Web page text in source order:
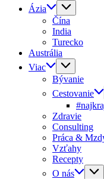
Ázia
Čína
India
Turecko
Austrália
Viac
Bývanie
Cestovanie
Zdravie
Consulting
Práca &
Vzťahy
Recepty
O nás